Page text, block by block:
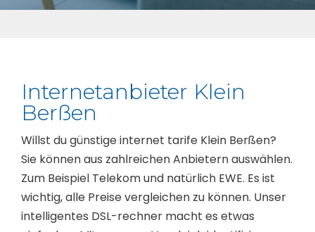
Internetanbieter Klein
Berßen
Willst du günstige internet tarife Klein Berßen?
Sie können aus zahlreichen Anbietern auswählen.
Zum Beispiel Telekom und natürlich EWE. Es ist
wichtig, alle Preise vergleichen zu können. Unser
intelligentes DSL-rechner macht es etwas